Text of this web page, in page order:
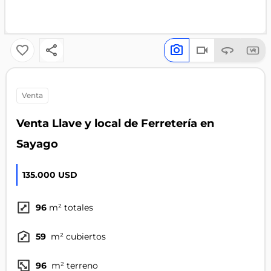
venta
Venta Llave y local de Ferretería en
Sayago
135.000 USD
96 m² totales
59 m² cubiertos
96 m² terreno